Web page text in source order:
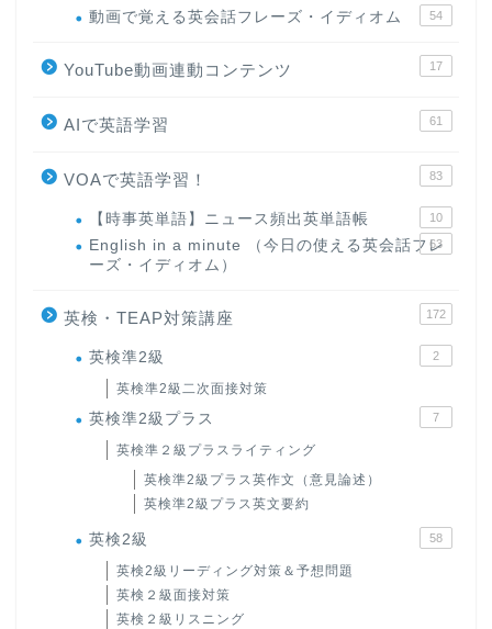
動画で覚える英会話フレーズ・イディオム 54
YouTube動画連動コンテンツ 17
AIで英語学習 61
VOAで英語学習！ 83
【時事英単語】ニュース頻出英単語帳 10
English in a minute （今日の使える英会話フレ
ーズ・イディオム）
63
英検・TEAP対策講座 172
英検準2級 2
英検準2級二次面接対策
英検準2級プラス 7
英検準２級プラスライティング
英検準2級プラス英作文（意見論述）
英検準2級プラス英文要約
英検2級 58
英検2級リーディング対策＆予想問題
英検２級面接対策
英検２級リスニング